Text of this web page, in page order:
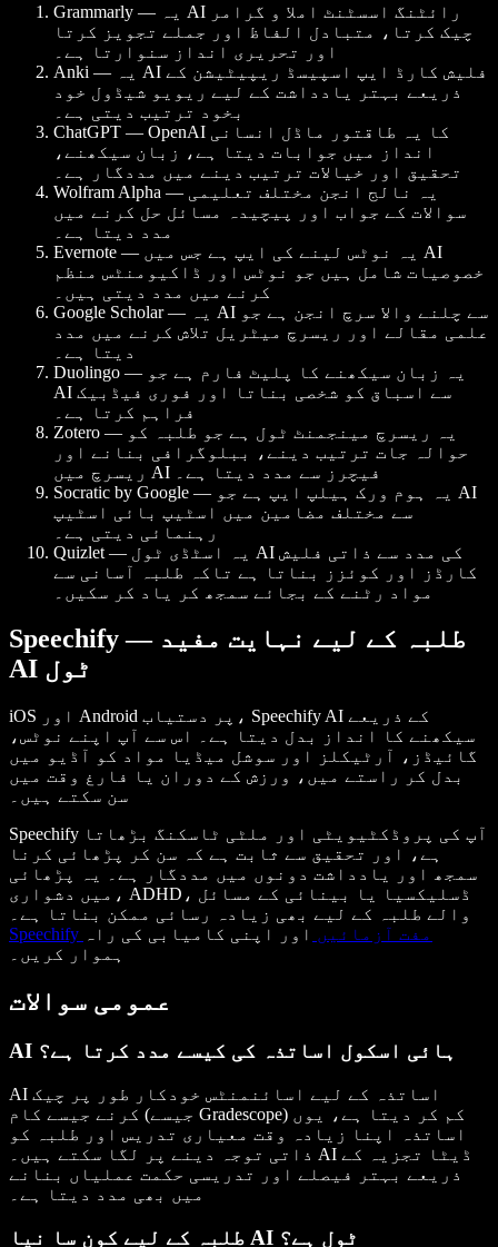
Grammarly — یہ AI رائٹنگ اسسٹنٹ املا و گرامر
چیک کرتا، متبادل الفاظ اور جملے تجویز کرتا
اور تحریری انداز سنوارتا ہے۔
Anki — یہ AI فلیش کارڈ ایپ اسپیسڈ ریپیٹیشن کے
ذریعے بہتر یادداشت کے لیے ریویو شیڈول خود
بخود ترتیب دیتی ہے۔
ChatGPT — OpenAI کا یہ طاقتور ماڈل انسانی
انداز میں جوابات دیتا ہے، زبان سیکھنے،
تحقیق اور خیالات ترتیب دینے میں مددگار ہے۔
Wolfram Alpha — یہ نالج انجن مختلف تعلیمی
سوالات کے جواب اور پیچیدہ مسائل حل کرنے میں
مدد دیتا ہے۔
Evernote — یہ نوٹس لینے کی ایپ ہے جس میں AI
خصوصیات شامل ہیں جو نوٹس اور ڈاکیومنٹس منظم
کرنے میں مدد دیتی ہیں۔
Google Scholar — یہ AI سے چلنے والا سرچ انجن ہے جو
علمی مقالے اور ریسرچ میٹریل تلاش کرنے میں مدد
دیتا ہے۔
Duolingo — یہ زبان سیکھنے کا پلیٹ فارم ہے جو
AI سے اسباق کو شخصی بناتا اور فوری فیڈبیک
فراہم کرتا ہے۔
Zotero — یہ ریسرچ مینجمنٹ ٹول ہے جو طلبہ کو
حوالہ جات ترتیب دینے، ببلوگرافی بنانے اور
ریسرچ میں AI فیچرز سے مدد دیتا ہے۔
Socratic by Google — یہ ہوم ورک ہیلپ ایپ ہے جو AI
سے مختلف مضامین میں اسٹیپ بائی اسٹیپ
رہنمائی دیتی ہے۔
Quizlet — یہ اسٹڈی ٹول AI کی مدد سے ذاتی فلیش
کارڈز اور کوئزز بناتا ہے تاکہ طلبہ آسانی سے
مواد رٹنے کے بجائے سمجھ کر یاد کر سکیں۔
Speechify — طلبہ کے لیے نہایت مفید
AI ٹول
iOS اور Android پر دستیاب، Speechify AI کے ذریعے
سیکھنے کا انداز بدل دیتا ہے۔ اس سے آپ اپنے نوٹس،
گائیڈز، آرٹیکلز اور سوشل میڈیا مواد کو آڈیو میں
بدل کر راستے میں، ورزش کے دوران یا فارغ وقت میں
سن سکتے ہیں۔
Speechify آپ کی پروڈکٹیویٹی اور ملٹی ٹاسکنگ بڑھاتا
ہے، اور تحقیق سے ثابت ہے کہ سن کر پڑھائی کرنا
سمجھ اور یادداشت دونوں میں مددگار ہے۔ یہ پڑھائی
میں دشواری، ADHD، ڈسلیکسیا یا بینائی کے مسائل
والے طلبہ کے لیے بھی زیادہ رسائی ممکن بناتا ہے۔
Speechify مفت آزمائیں اور اپنی کامیابی کی راہ
ہموار کریں۔
عمومی سوالات
AI ہائی اسکول اساتذہ کی کیسے مدد کرتا ہے؟
AI اساتذہ کے لیے اسائنمنٹس خودکار طور پر چیک
کرنے جیسے کام (جیسے Gradescope) کم کر دیتا ہے، یوں
اساتذہ اپنا زیادہ وقت معیاری تدریس اور طلبہ کو
ذاتی توجہ دینے پر لگا سکتے ہیں۔ AI ڈیٹا تجزیہ کے
ذریعے بہتر فیصلے اور تدریسی حکمت عملیاں بنانے
میں بھی مدد دیتا ہے۔
طلبہ کے لیے کون سا نیا AI ٹول ہے؟